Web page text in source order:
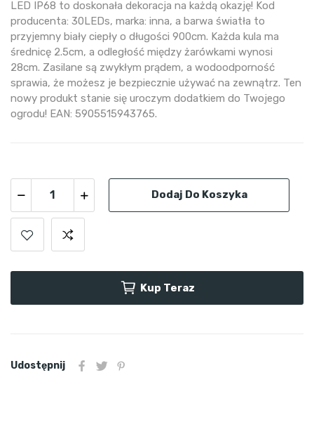
LED IP68 to doskonała dekoracja na każdą okazję! Kod
producenta: 30LEDs, marka: inna, a barwa światła to
przyjemny biały ciepły o długości 900cm. Każda kula ma
średnicę 2.5cm, a odległość między żarówkami wynosi
28cm. Zasilane są zwykłym prądem, a wodoodporność
sprawia, że możesz je bezpiecznie używać na zewnątrz. Ten
nowy produkt stanie się uroczym dodatkiem do Twojego
ogrodu! EAN: 5905515943765.
Dodaj Do Koszyka
Kup Teraz
Udostępnij